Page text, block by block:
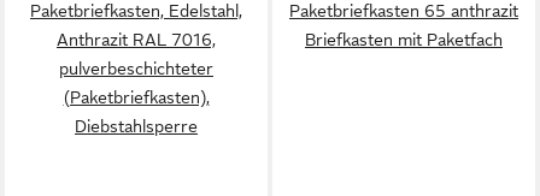
Paketbriefkasten, Edelstahl,
Anthrazit RAL 7016,
pulverbeschichteter
(Paketbriefkasten),
Diebstahlsperre
Paketbriefkasten 65 anthrazit
Briefkasten mit Paketfach